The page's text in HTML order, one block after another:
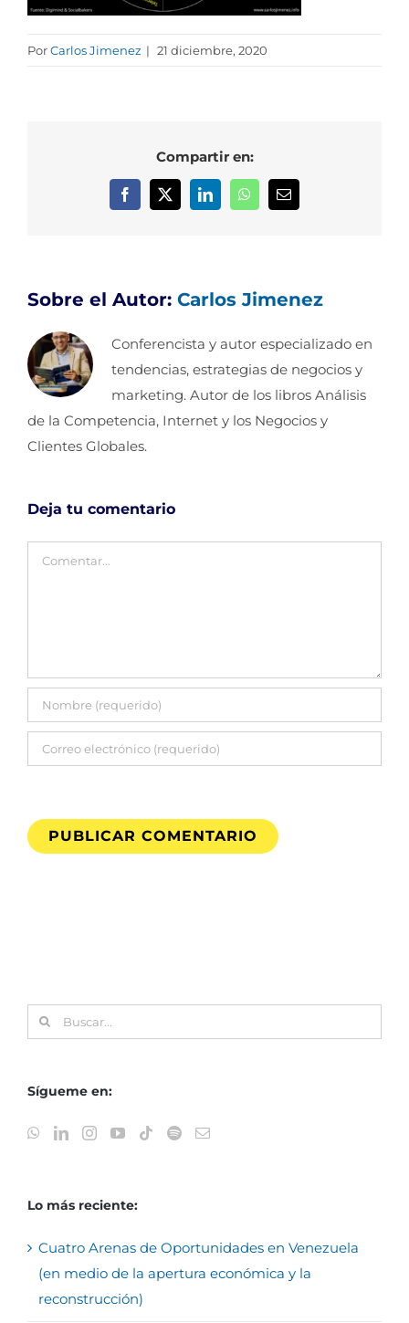
PorCarlos Jimenez | 21 diciembre, 2020
Compartir en:
Facebook
X LinkedInWhatsAppCorreo
Sobre el Autor: Carlos Jimenez
Conferencista y autor especializado en
tendencias, estrategias de negocios y
marketing. Autor de los libros Análisis
de la Competencia, Internet y los Negocios y
Clientes Globales.
Deja tu comentario
Comentar
Buscar:
Sígueme en:
Lo más reciente:
Cuatro Arenas de Oportunidades en Venezuela
(en medio de la apertura económica y la
reconstrucción)